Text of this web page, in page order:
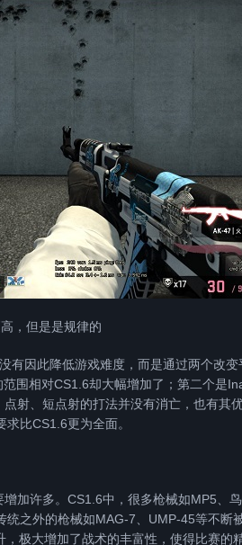
，但是是规律的
因此降低游戏难度，而是通过两个改变
围相对CS1.6却大幅增加了；第二个是
射、短点射的打法并没有消亡，也有其
比CS1.6更为全面。
许多。CS1.6中，很多枪械如MP5、
之外的枪械如MAG-7、UMP-45等不断
极大增加了战术的丰富性，使得比赛的